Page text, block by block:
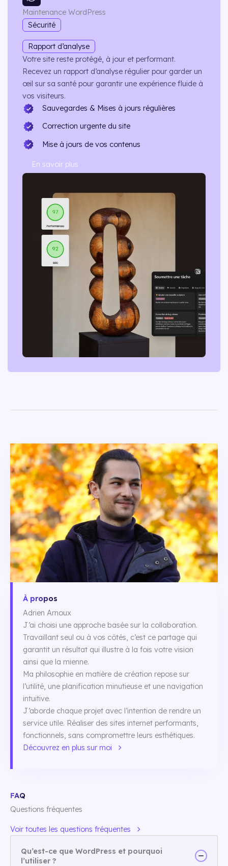
Maintenance WordPress
Sécurité
Rapport d’analyse
Votre site reste protégé, à jour et performant.
Recevez un rapport d’analyse régulier pour garder un
œil sur sa santé pour garantir une expérience fluide à
vos visiteurs.
Sauvegardes & Mises à jours régulières
Correction urgente du site
Mise à jours de vos contenus
En savoir plus
À propos
Adrien Arnoux
J’ai choisi une approche basée sur la collaboration.
Travaillant seul ou à vos côtés, c’est ce partage qui
garantit un résultat qui illustre à la fois votre vision
ainsi que la mienne.
Ma philosophie en matière de création repose sur
l’utilité, une planification minutieuse et une navigation
intuitive.
J’aborde chaque projet avec l’intention de rendre un
service utile. Réaliser des sites internet performants,
fonctionnels, sans compromettre leurs esthétiques.
Découvrez en plus sur moi
FAQ
Questions fréquentes
Voir toutes les questions fréquentes
Qu’est-ce que WordPress et pourquoi
l’utiliser ?